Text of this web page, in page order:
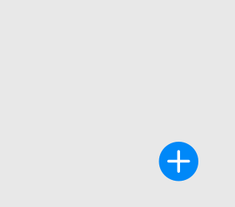
Max 的新默认模型，并成为